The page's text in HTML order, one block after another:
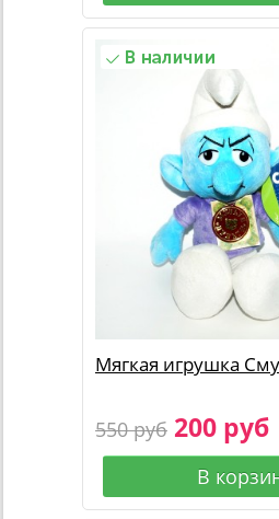
Мягкая игрушка
550 руб 200 руб
В